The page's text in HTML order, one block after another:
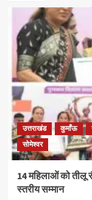
उत्तराखंड कुमाँऊ
सोमेश्वर
14 महिलाओं को तीलू
स्तरीय सम्मान